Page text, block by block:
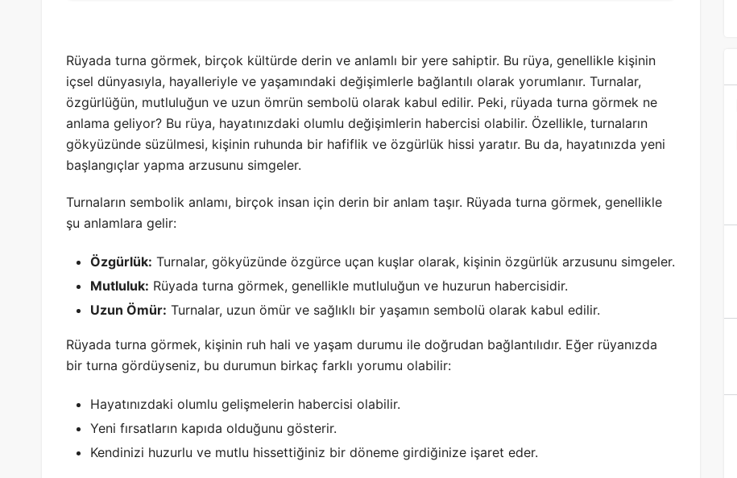
Rüyada turna görmek, birçok kültürde derin ve anlamlı bir yere sahiptir. Bu rüya, genellikle kişinin
içsel dünyasıyla, hayalleriyle ve yaşamındaki değişimlerle bağlantılı olarak yorumlanır. Turnalar,
özgürlüğün, mutluluğun ve uzun ömrün sembolü olarak kabul edilir. Peki, rüyada turna görmek ne
anlama geliyor? Bu rüya, hayatınızdaki olumlu değişimlerin habercisi olabilir. Özellikle, turnaların
gökyüzünde süzülmesi, kişinin ruhunda bir hafiflik ve özgürlük hissi yaratır. Bu da, hayatınızda yeni
başlangıçlar yapma arzusunu simgeler.
Turnaların sembolik anlamı, birçok insan için derin bir anlam taşır. Rüyada turna görmek, genellikle
şu anlamlara gelir:
Özgürlük: Turnalar, gökyüzünde özgürce uçan kuşlar olarak, kişinin özgürlük arzusunu simgeler.
Mutluluk: Rüyada turna görmek, genellikle mutluluğun ve huzurun habercisidir.
Uzun Ömür: Turnalar, uzun ömür ve sağlıklı bir yaşamın sembolü olarak kabul edilir.
Rüyada turna görmek, kişinin ruh hali ve yaşam durumu ile doğrudan bağlantılıdır. Eğer rüyanızda
bir turna gördüyseniz, bu durumun birkaç farklı yorumu olabilir:
Hayatınızdaki olumlu gelişmelerin habercisi olabilir.
Yeni fırsatların kapıda olduğunu gösterir.
Kendinizi huzurlu ve mutlu hissettiğiniz bir döneme girdiğinize işaret eder.